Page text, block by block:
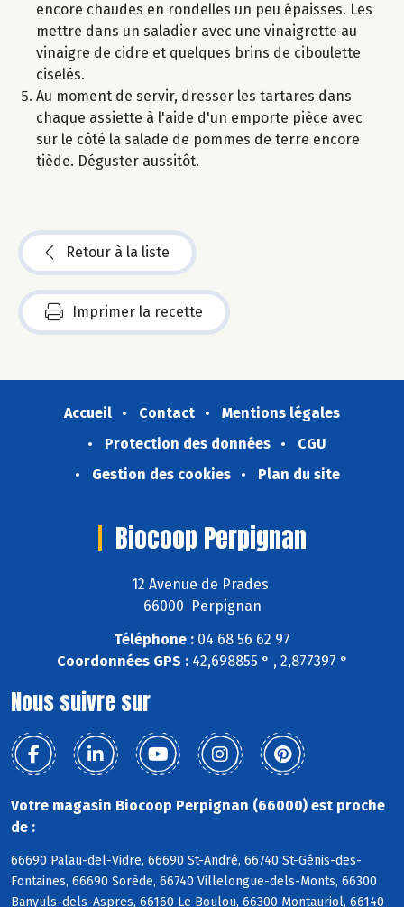
encore chaudes en rondelles un peu épaisses. Les
mettre dans un saladier avec une vinaigrette au
vinaigre de cidre et quelques brins de ciboulette
ciselés.
Au moment de servir, dresser les tartares dans
chaque assiette à l'aide d'un emporte pièce avec
sur le côté la salade de pommes de terre encore
tiède. Déguster aussitôt.
Retour à la liste
Imprimer la recette
Accueil Contact
Mentions légales
Protection des données
CGU
Gestion des cookies
Plan du site
Biocoop Perpignan
12 Avenue de Prades
66000 Perpignan
Téléphone : 04 68 56 62 97
Coordonnées GPS :42,698855 ° , 2,877397 °
Nous suivre sur
Votre magasin Biocoop Perpignan (66000) est proche
de :
66690 Palau-del-Vidre, 66690 St-André, 66740 St-Génis-des-
Fontaines, 66690 Sorède, 66740 Villelongue-dels-Monts, 66300
Banyuls-dels-Aspres, 66160 Le Boulou, 66300 Montauriol, 66140